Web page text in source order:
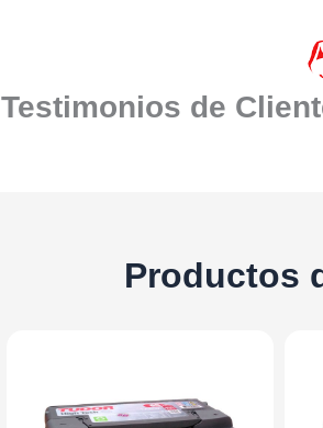
Testimonios de
Productos